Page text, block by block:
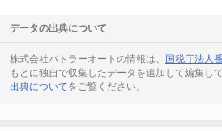
データの出典について
株式会社バトラーオートの情報は、 国税庁法人
もとに独自で収集したデータを追加して編集し
出典についてをご覧ください。